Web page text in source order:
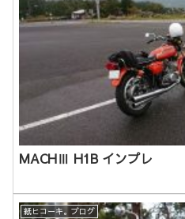
MACHⅢ H1B インプレ
紙ヒコーキ。ブログ